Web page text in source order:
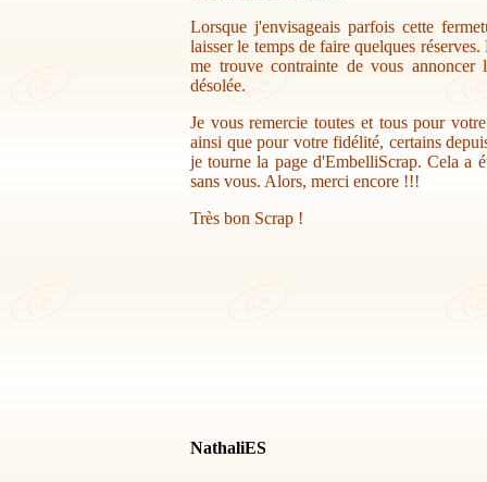
Lorsque j'envisageais parfois cette
laisser le temps de faire quelques
me trouve contrainte de vous annoncer
désolée.
Je vous remercie toutes et tous pour
ainsi que pour votre fidélité, certains
je tourne la page d'EmbelliScrap. Cela a
sans vous. Alors, merci encore !!!
Très bon Scrap !
NathaliES